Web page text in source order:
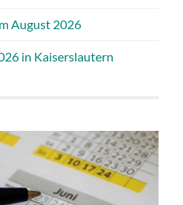
August 2026
in Kaiserslautern